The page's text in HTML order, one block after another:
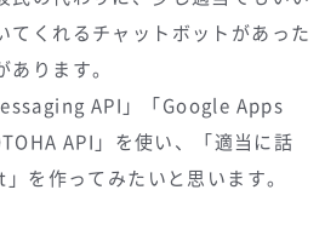
てくれるチャットボットがあった
ります。
API」「Google Apps
API」を使い、「適当に話
を作ってみたいと思います。